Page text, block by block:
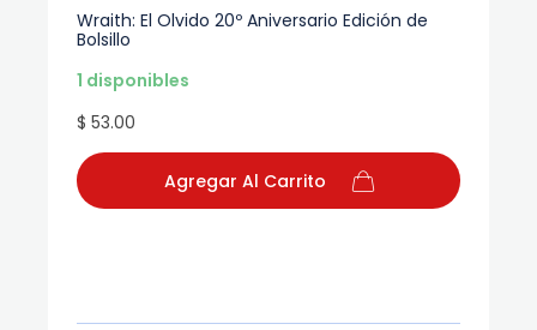
$ 53.00
Wraith: El Olvido 20º Aniversario Edición de
Bolsillo
1 disponibles
Agregar Al Carrito